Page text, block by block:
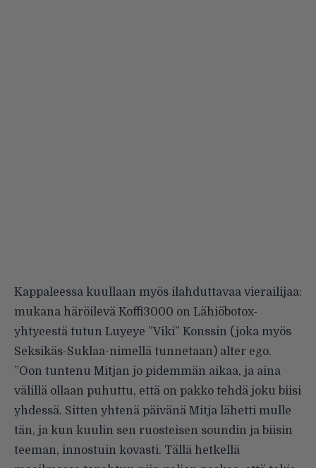
Kappaleessa kuullaan myös ilahduttavaa vierailijaa:
mukana häröilevä Koffi3000 on Lähiöbotox-
yhtyeestä tutun Luyeye ”Viki” Konssin (joka myös
Seksikäs-Suklaa-nimellä tunnetaan) alter ego.
”Oon tuntenu Mitjan jo pidemmän aikaa, ja aina
välillä ollaan puhuttu, että on pakko tehdä joku biisi
yhdessä. Sitten yhtenä päivänä Mitja lähetti mulle
tän, ja kun kuulin sen ruosteisen soundin ja biisin
teeman, innostuin kovasti. Tällä hetkellä